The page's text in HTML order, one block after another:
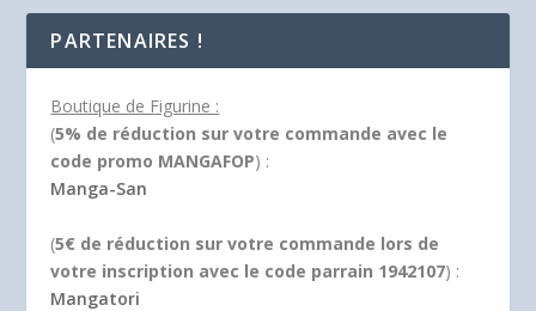
PARTENAIRES !
Boutique de Figurine :
(5% de réduction sur votre commande avec le
code promo MANGAFOP) :
Manga-San
(5€ de réduction sur votre commande lors de
votre inscription avec le code parrain 1942107) :
Mangatori